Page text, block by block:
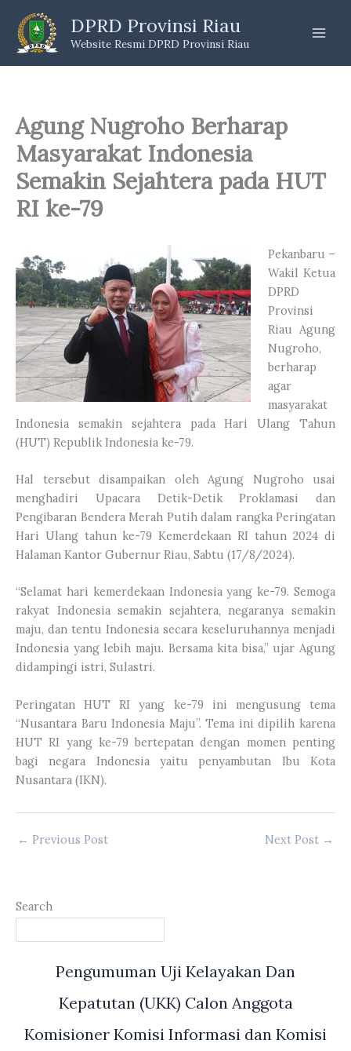
content
DPRD Provinsi Riau
Website Resmi DPRD Provinsi Riau
Agung Nugroho Berharap
Masyarakat Indonesia
Semakin Sejahtera pada HUT
RI ke-79
Pekanbaru –
Wakil Ketua
DPRD
Provinsi
Riau Agung
Nugroho,
berharap
agar
masyarakat
Indonesia semakin sejahtera pada Hari Ulang Tahun
(HUT) Republik Indonesia ke-79.
Hal tersebut disampaikan oleh Agung Nugroho usai
menghadiri Upacara Detik-Detik Proklamasi dan
Pengibaran Bendera Merah Putih dalam rangka Peringatan
Hari Ulang tahun ke-79 Kemerdekaan RI tahun 2024 di
Halaman Kantor Gubernur Riau, Sabtu (17/8/2024).
“Selamat hari kemerdekaan Indonesia yang ke-79. Semoga
rakyat Indonesia semakin sejahtera, negaranya semakin
maju, dan tentu Indonesia secara keseluruhannya menjadi
Indonesia yang lebih maju. Bersama kita bisa,” ujar Agung
didampingi istri, Sulastri.
Peringatan HUT RI yang ke-79 ini mengusung tema
“Nusantara Baru Indonesia Maju”. Tema ini dipilih karena
HUT RI yang ke-79 bertepatan dengan momen penting
bagi negara Indonesia yaitu penyambutan Ibu Kota
Nusantara (IKN).
← Previous Post Next Post →
Search
Pengumuman Uji Kelayakan Dan
Kepatutan (UKK) Calon Anggota
Komisioner Komisi Informasi dan Komisi